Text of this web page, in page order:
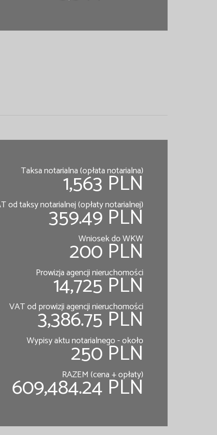
Taksa notarialna (opłata notarialna)
1,563 PLN
od taksy notarialnej (opłaty notarialnej)
359.49 PLN
Wniosek do WKW
200 PLN
Prowizja agencji nieruchomości
14,725 PLN
VAT od prowizji agencji nieruchomości
3,386.75 PLN
Wypisy aktu notarialnego - około
250 PLN
RAZEM (cena + opłaty)
609,484.24 PLN